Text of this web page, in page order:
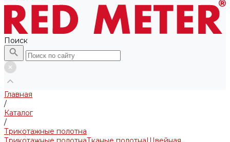
Поиск
Главная
/
Каталог
/
Трикотажные полотна